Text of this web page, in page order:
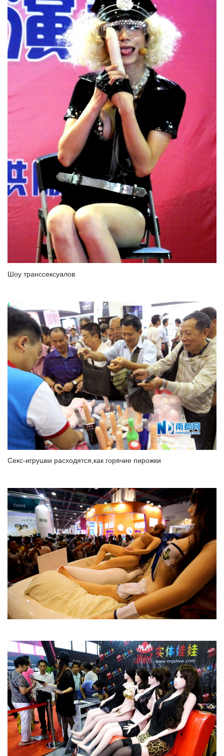
Шоу транссексуалов
Секс-игрушки расходятся,как горячие пирожки